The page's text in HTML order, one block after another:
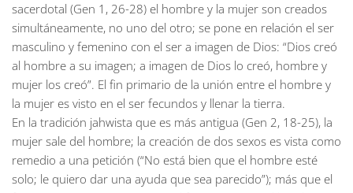
sacerdotal (Gen 1, 26-28) el hombre y la mujer son creados
simultáneamente, no uno del otro; se pone en relación el ser
masculino y femenino con el ser a imagen de Dios: “Dios creó
al hombre a su imagen; a imagen de Dios lo creó, hombre y
mujer los creó”. El fin primario de la unión entre el hombre y
la mujer es visto en el ser fecundos y llenar la tierra.
En la tradición jahwista que es más antigua (Gen 2, 18-25), la
mujer sale del hombre; la creación de dos sexos es vista como
remedio a una petición (“No está bien que el hombre esté
solo; le quiero dar una ayuda que sea parecido”); más que el